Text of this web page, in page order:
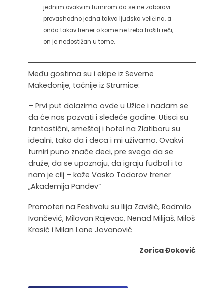
jednim ovakvim turnirom da se ne zaboravi
prevashodno jedna takva ljudska veličina, a
onda takav trener o kome ne treba trošiti reči,
on je nedostižan u tome.
Među gostima su i ekipe iz Severne
Makedonije, tačnije iz Strumice:
– Prvi put dolazimo ovde u Užice i nadam se
da će nas pozvati i sledeće godine. Utisci su
fantastični, smeštaj i hotel na Zlatiboru su
idealni, tako da i deca i mi uživamo. Ovakvi
turniri puno znače deci, pre svega da se
druže, da se upoznaju, da igraju fudbal i to
nam je cilj – kaže Vasko Todorov trener
„Akademija Pandev“
Promoteri na Festivalu su Ilija Zavišić, Radmilo
Ivančević, Milovan Rajevac, Nenad Milijaš, Miloš
Krasić i Milan Lane Jovanović
Zorica Đoković